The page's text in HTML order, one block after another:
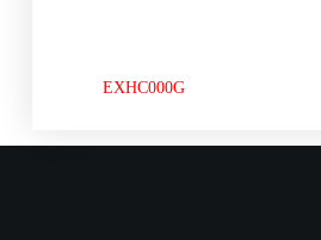
EXHC000G